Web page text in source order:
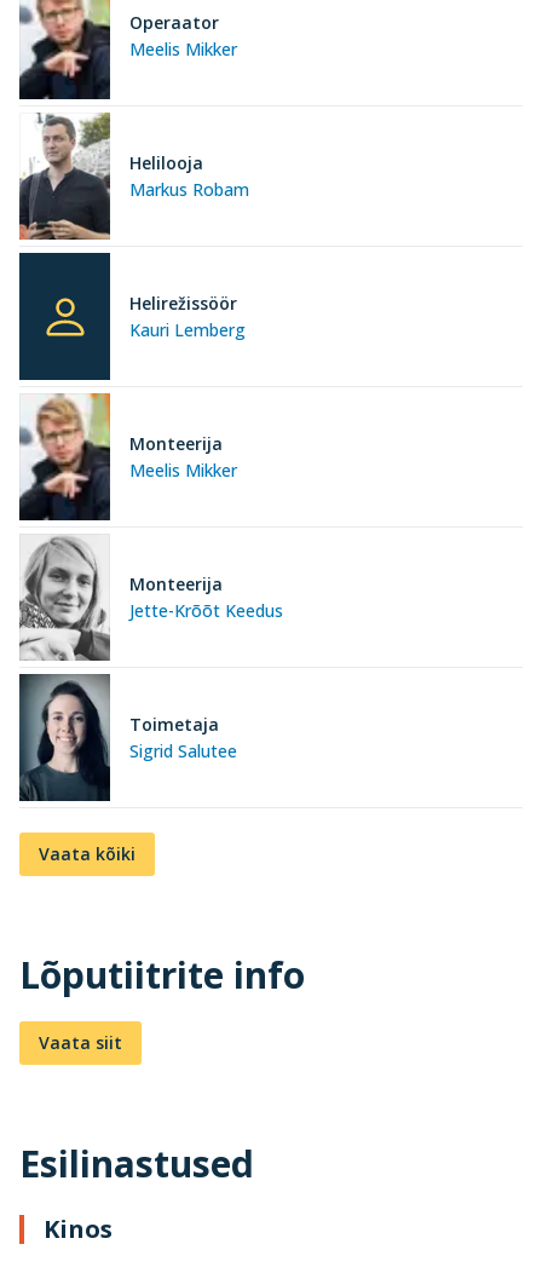
Meelis Mikker
Operaator
Markus Robam
Helilooja
Kauri Lemberg
Helirežissöör
Meelis Mikker
Monteerija
Jette-Krõõt Keedus
Monteerija
Sigrid Salutee
Toimetaja
Vaata kõiki
Lõputiitrite info
Vaata siit
Esilinastused
Kinos